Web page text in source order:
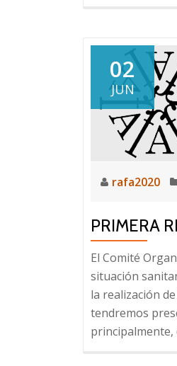
02
JUN
rafa2020
PRIMERA
El Comité
situación
la realización
tendremos